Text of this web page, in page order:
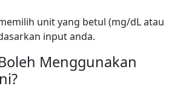
unit yang betul (mg/dL atau
input anda.
Menggunakan